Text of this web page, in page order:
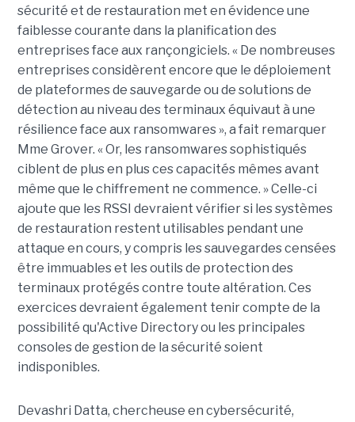
sécurité et de restauration met en évidence une
faiblesse courante dans la planification des
entreprises face aux rançongiciels. « De nombreuses
entreprises considèrent encore que le déploiement
de plateformes de sauvegarde ou de solutions de
détection au niveau des terminaux équivaut à une
résilience face aux ransomwares », a fait remarquer
Mme Grover. « Or, les ransomwares sophistiqués
ciblent de plus en plus ces capacités mêmes avant
même que le chiffrement ne commence. » Celle-ci
ajoute que les RSSI devraient vérifier si les systèmes
de restauration restent utilisables pendant une
attaque en cours, y compris les sauvegardes censées
être immuables et les outils de protection des
terminaux protégés contre toute altération. Ces
exercices devraient également tenir compte de la
possibilité qu'Active Directory ou les principales
consoles de gestion de la sécurité soient
indisponibles.
Devashri Datta, chercheuse en cybersécurité,